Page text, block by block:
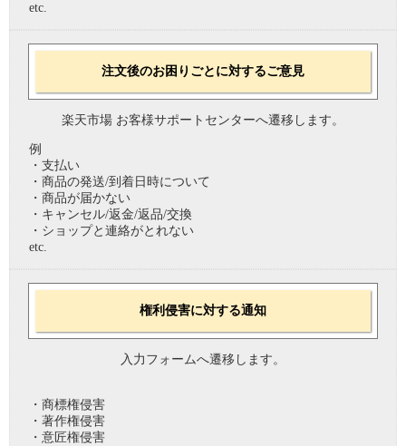
etc.
注文後のお困りごとに対するご意見
楽天市場 お客様サポートセンターへ遷移します。
例
・支払い
・商品の発送/到着日時について
・商品が届かない
・キャンセル/返金/返品/交換
・ショップと連絡がとれない
etc.
権利侵害に対する通知
入力フォームへ遷移します。
・商標権侵害
・著作権侵害
・意匠権侵害